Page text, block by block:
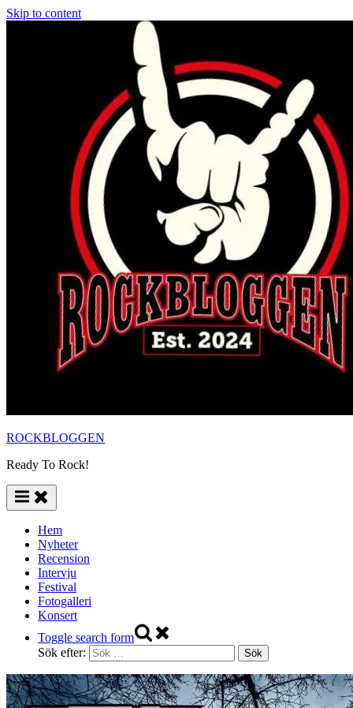
Skip to content
ROCKBLOGGEN
Ready To Rock!
Hem
Nyheter
Recension
Intervju
Festival
Fotogalleri
Konsert
Toggle search form
Sök efter: